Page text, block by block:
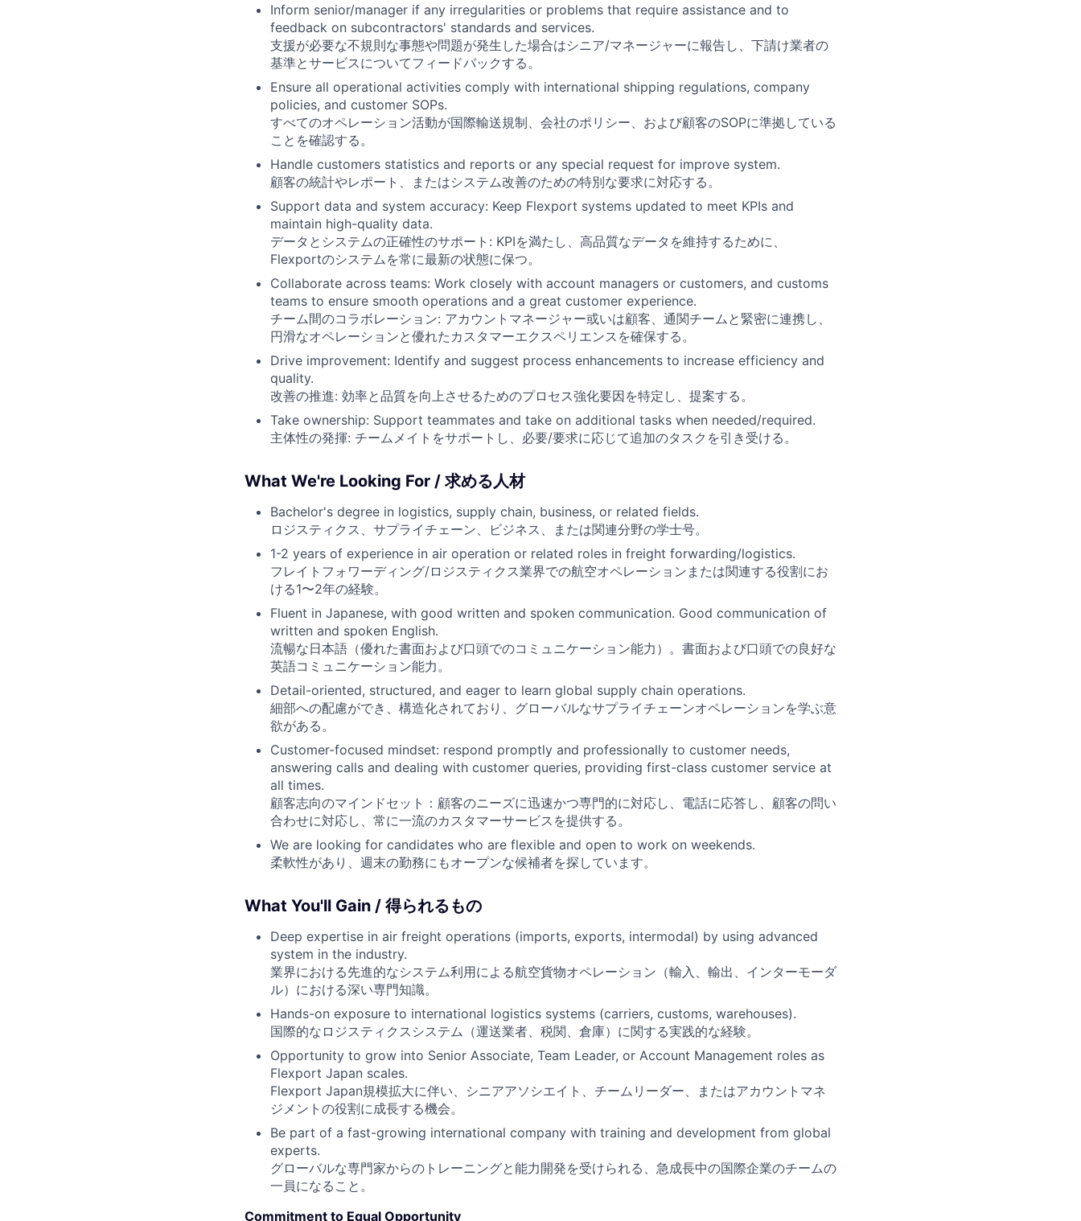
Inform senior/manager if any irregularities or problems that require assistance and to
feedback on subcontractors' standards and services.
支援が必要な不規則な事態や問題が発生した場合はシニア/マネージャーに報告し、下請け業者の
基準とサービスについてフィードバックする。
Ensure all operational activities comply with international shipping regulations, company
policies, and customer SOPs.
すべてのオペレーション活動が国際輸送規制、会社のポリシー、および顧客のSOPに準拠している
ことを確認する。
Handle customers statistics and reports or any special request for improve system.
顧客の統計やレポート、またはシステム改善のための特別な要求に対応する。
Support data and system accuracy: Keep Flexport systems updated to meet KPIs and
maintain high-quality data.
データとシステムの正確性のサポート: KPIを満たし、高品質なデータを維持するために、
Flexportのシステムを常に最新の状態に保つ。
Collaborate across teams: Work closely with account managers or customers, and customs
teams to ensure smooth operations and a great customer experience.
チーム間のコラボレーション: アカウントマネージャー或いは顧客、通関チームと緊密に連携し、
円滑なオペレーションと優れたカスタマーエクスペリエンスを確保する。
Drive improvement: Identify and suggest process enhancements to increase efficiency and
quality.
改善の推進: 効率と品質を向上させるためのプロセス強化要因を特定し、提案する。
Take ownership: Support teammates and take on additional tasks when needed/required.
主体性の発揮: チームメイトをサポートし、必要/要求に応じて追加のタスクを引き受ける。
What We're Looking For / 求める人材
Bachelor's degree in logistics, supply chain, business, or related fields.
ロジスティクス、サプライチェーン、ビジネス、または関連分野の学士号。
1-2 years of experience in air operation or related roles in freight forwarding/logistics.
フレイトフォワーディング/ロジスティクス業界での航空オペレーションまたは関連する役割にお
ける1〜2年の経験。
Fluent in Japanese, with good written and spoken communication. Good communication of
written and spoken English.
流暢な日本語（優れた書面および口頭でのコミュニケーション能力）。書面および口頭での良好な
英語コミュニケーション能力。
Detail-oriented, structured, and eager to learn global supply chain operations.
細部への配慮ができ、構造化されており、グローバルなサプライチェーンオペレーションを学ぶ意
欲がある。
Customer-focused mindset: respond promptly and professionally to customer needs,
answering calls and dealing with customer queries, providing first-class customer service at
all times.
顧客志向のマインドセット：顧客のニーズに迅速かつ専門的に対応し、電話に応答し、顧客の問い
合わせに対応し、常に一流のカスタマーサービスを提供する。
We are looking for candidates who are flexible and open to work on weekends.
柔軟性があり、週末の勤務にもオープンな候補者を探しています。
What You'll Gain / 得られるもの
Deep expertise in air freight operations (imports, exports, intermodal) by using advanced
system in the industry.
業界における先進的なシステム利用による航空貨物オペレーション（輸入、輸出、インターモーダ
ル）における深い専門知識。
Hands-on exposure to international logistics systems (carriers, customs, warehouses).
国際的なロジスティクスシステム（運送業者、税関、倉庫）に関する実践的な経験。
Opportunity to grow into Senior Associate, Team Leader, or Account Management roles as
Flexport Japan scales.
Flexport Japan規模拡大に伴い、シニアアソシエイト、チームリーダー、またはアカウントマネ
ジメントの役割に成長する機会。
Be part of a fast-growing international company with training and development from global
experts.
グローバルな専門家からのトレーニングと能力開発を受けられる、急成長中の国際企業のチームの
一員になること。
Commitment to Equal Opportunity